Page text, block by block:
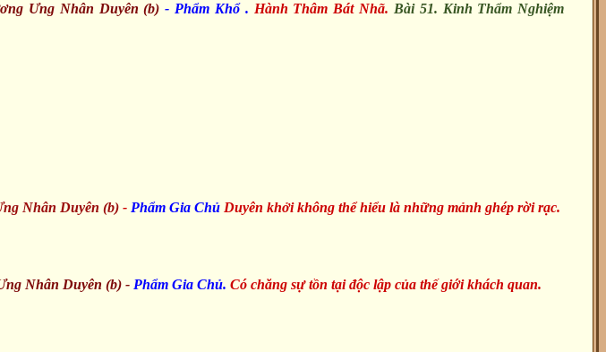
Ưng Nhân Duyên (b) - Phẩm Khổ . Hành Thâm Bát Nhã. Bài 51. Kinh Thẩm Nghiệm
Nhân Duyên (b)-Phẩm Gia Chủ Duyên khởi không thể hiểu là những mảnh ghép rời rạc.
Nhân Duyên (b) -Phẩm Gia Chủ. Có chăng sự tồn tại độc lập của thế giới khách quan.